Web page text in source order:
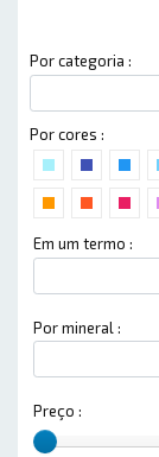
Por categoria :
Por cores :
Em um termo :
Por mineral :
Preço :